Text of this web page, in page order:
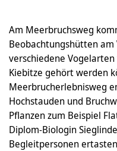
Am Meerbruchsweg
Beobachtungshütten
verschiedene
Kiebitze gehört werden
Meerbrucherlebnisweg
Hochstauden und
Pflanzen zum Beispiel
Diplom-Biologin
Begleitpersonen